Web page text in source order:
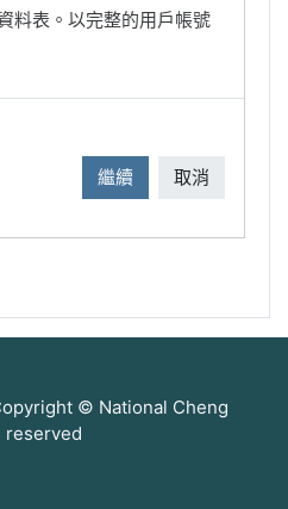
料表。以完整的用戶帳號
繼續 取消
© National Cheng
reserved